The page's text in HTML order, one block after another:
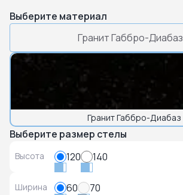
Выберите материал
Гранит Габбро-Диабаз
Гранит Габбро-Диабаз
Выберите размер стелы
Высота 120 140
Ширина 60 70